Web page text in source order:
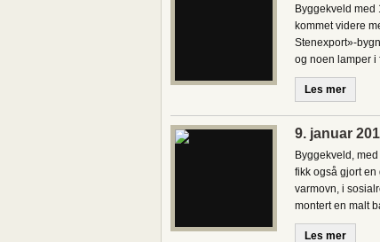
Byggekveld med
kommet videre
Stenexport»-
og noen lamper i
Les mer
9. januar
Byggekveld,
fikk også gjort
varmovn, i
montert en malt
Les mer